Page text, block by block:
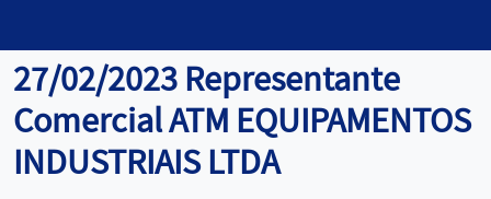
27/02/2023 Representante
Comercial ATM EQUIPAMENTOS
INDUSTRIAIS LTDA